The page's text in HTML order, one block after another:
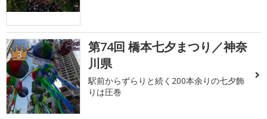
3
第74回 橋本七夕まつり／神奈
川県
駅前からずらりと続く200本余りの七夕飾
りは圧巻